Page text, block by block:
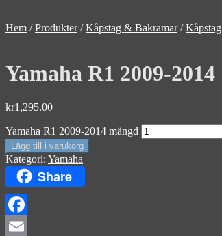
Hem /Produkter/Kåpstag & Bakramar/Kåpstag
Yamaha R1 2009-2014
kr1,295.00
Yamaha R1 2009-2014 mängd
Lägg till i varukorg
Kategori: Yamaha
Share
Facebook